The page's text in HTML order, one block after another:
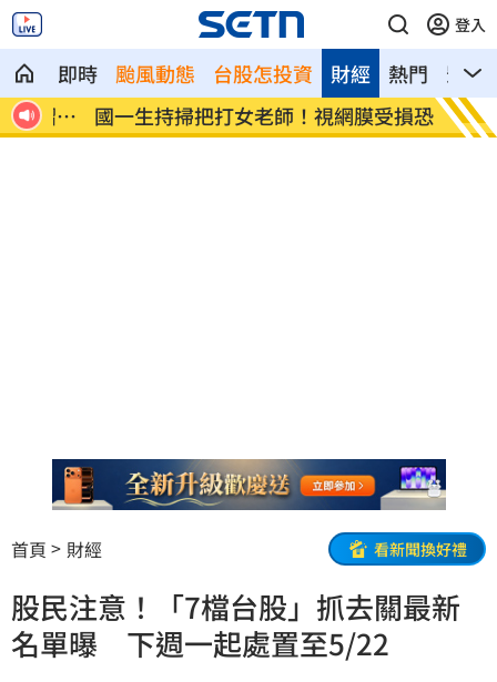
登入
即時 颱風動態 台股怎投資 熱門 影音
財經
嗆
國一生持掃把打女老師！視網膜受損恐失
明
女星
轟
首頁 財經 看新聞換好禮
股民注意！「7檔台股」抓去關最新
名單曝 下週一起處置至5/22